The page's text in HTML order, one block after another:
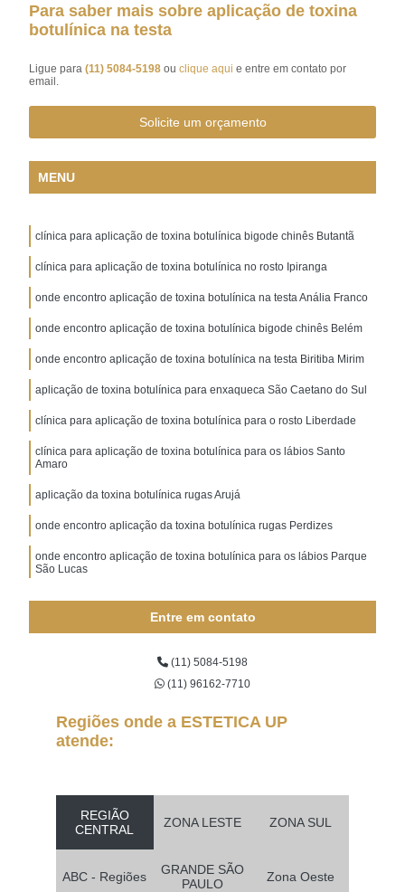
Para saber mais sobre aplicação de toxina
botulínica na testa
Ligue para(11) 5084-5198ouclique aqui e entre em contato por
email.
Solicite um orçamento
MENU
clínica para aplicação de toxina botulínica bigode chinês Butantã
clínica para aplicação de toxina botulínica no rosto Ipiranga
onde encontro aplicação de toxina botulínica na testa Anália Franco
onde encontro aplicação de toxina botulínica bigode chinês Belém
onde encontro aplicação de toxina botulínica na testa Biritiba Mirim
aplicação de toxina botulínica para enxaqueca São Caetano do Sul
clínica para aplicação de toxina botulínica para o rosto Liberdade
clínica para aplicação de toxina botulínica para os lábios Santo
Amaro
aplicação da toxina botulínica rugas Arujá
onde encontro aplicação da toxina botulínica rugas Perdizes
onde encontro aplicação de toxina botulínica para os lábios Parque
São Lucas
aplicação de toxina botulínica na face Itaquaquecetuba
aplicação de toxina botulínica bigode chinês Pacaembu
aplicação de toxina botulínica na testa Aeroporto
onde encontro aplicação de toxina botulínica para o rosto Água
Funda
aplicação de toxina botulínica Suzano
onde encontro aplicação de toxina botulínica para os lábios Santo
clínica para aplicação de toxina botulínica na testa Jardim América
Entre em contato
(11) 5084-5198
(11) 96162-7710
Regiões onde a ESTETICA UP
atende:
REGIÃO
CENTRAL
ZONA LESTE ZONA SUL
ABC - Regiões
GRANDE SÃO
PAULO
Zona Oeste